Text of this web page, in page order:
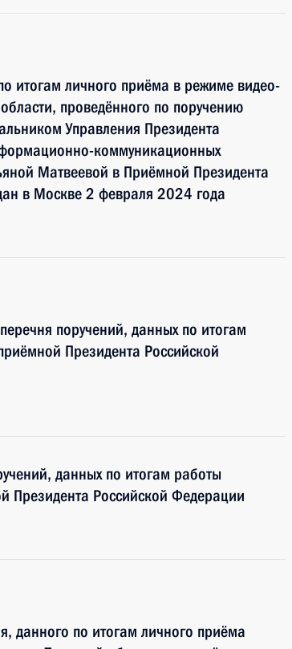
итогам личного приёма в режиме видео-
проведённого по поручению
Управления Президента
коммуникационных
Матвеевой в Приёмной Президента
в Москве 2 февраля 2024 года
поручений, данных по итогам
Президента Российской
данных по итогам работы
Президента Российской Федерации
данного по итогам личного приёма